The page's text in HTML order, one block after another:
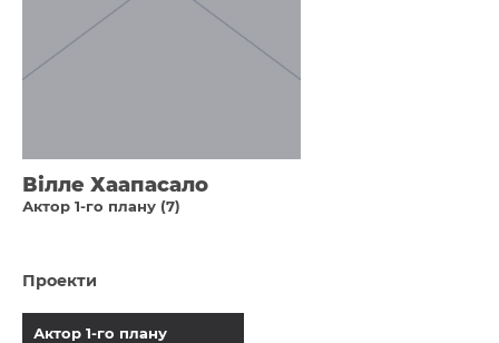
Вілле Хаапасало
Актор 1-го плану (7)
Проекти
Актор 1-го плану